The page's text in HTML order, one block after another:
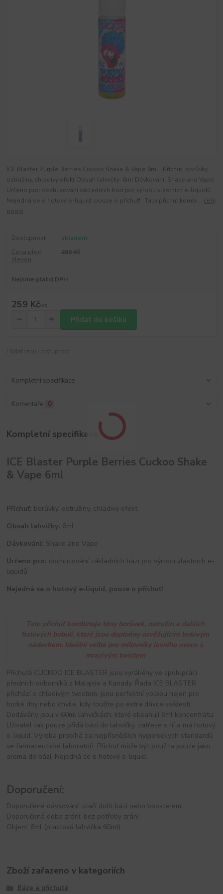
ICE Blaster Purple Berries Cuckoo Shake & Vape 6ml Příchuť: borůvky,
ostružiny, chladivý efekt Obsah lahvičky: 6ml Dávkování: Shake and Vape
Určeno pro: dochucování základních bází pro výrobu vlastních e-liquidů
Nejedná se o hotový e-liquid, pouze o příchuť! Tato příchuť kombi... celý
popis
Dostupnost
skladem
Cena před
slevou
293 Kč
Nejsme plátci DPH
259 Kč/ks
Přidat do košíku
Kompletní specifikace
Komentáře 0
Kompletní specifikace
ICE Blaster Purple Berries Cuckoo Shake
& Vape 6ml
Příchuť: borůvky, ostružiny, chladivý efekt
Obsah lahvičky: 6ml
Dávkování: Shake and Vape
Určeno pro: dochucování základních bází pro výrobu vlastních e-
liquidů
Nejedná se o hotový e-liquid, pouze o příchuť!
Tato příchuť kombinuje tóny borůvek, ostružin a dalších
fialových bobulí, které jsou doplněny osvěžujícím ledovým
nádechem. Ideální volba pro milovníky lesního ovoce s
mrazivým twistem
Příchutě CUCKOO ICE BLASTER jsou vyráběny ve spolupráci
předních odborníků z Malajsie a Kanady. Řada ICE BLASTER
přichází s chladivým twistem, jsou perfektní volbou nejen pro
horké dny nebo chvíle, kdy toužíte po extra dávce svěžesti.
Dodávány jsou v 60ml lahvičkách, které obsahují 6ml koncentrátu.
Uživatel tak pouze přidá bázi do lahvičky, zatřese s ní a má hotový
e-liquid. Výroba probíhá za nejpřísnějších hygienických standardů
ve farmaceutické laboratoři. Příchuť může být použita pouze jako
aroma do bází. Nejedná se o hotový e-liquid.
Doporučení:
Doporučené dávkování: stačí dolít bází nebo boosterem
Doporučená doba zrání: bez potřeby zrání
Objem: 6ml (plastová lahvička 60ml)
Zboží zařazeno v kategoriích
Báze a příchutě